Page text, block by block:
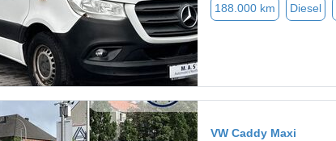
188.000 km Diesel
VW Caddy Maxi